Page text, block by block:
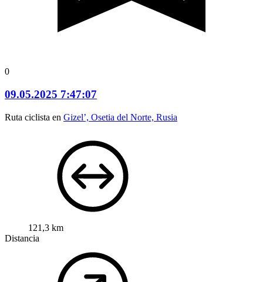
0
09.05.2025 7:47:07
Ruta ciclista en Gizel’, Osetia del Norte, Rusia
121,3 km
Distancia